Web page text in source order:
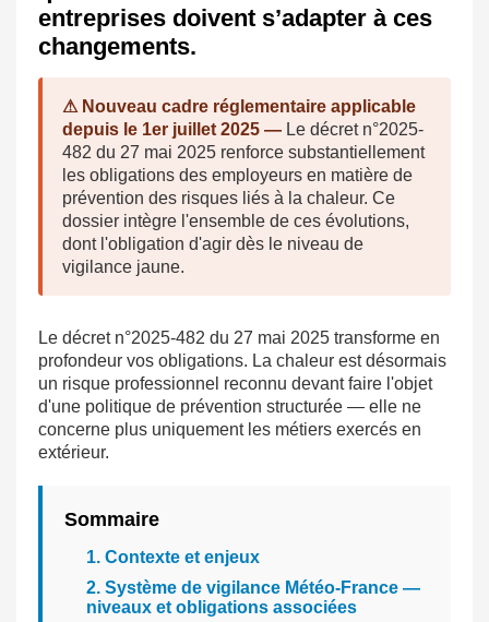
entreprises doivent s’adapter à ces
changements.
⚠ Nouveau cadre réglementaire applicable
depuis le 1er juillet 2025 — Le décret n°2025-
482 du 27 mai 2025 renforce substantiellement
les obligations des employeurs en matière de
prévention des risques liés à la chaleur. Ce
dossier intègre l'ensemble de ces évolutions,
dont l'obligation d'agir dès le niveau de
vigilance jaune.
Le décret n°2025-482 du 27 mai 2025 transforme en
profondeur vos obligations. La chaleur est désormais
un risque professionnel reconnu devant faire l'objet
d'une politique de prévention structurée — elle ne
concerne plus uniquement les métiers exercés en
extérieur.
Sommaire
1. Contexte et enjeux
2. Système de vigilance Météo-France —
niveaux et obligations associées